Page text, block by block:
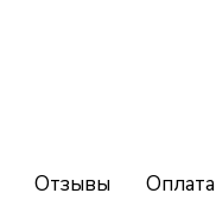
Отзывы Оплата